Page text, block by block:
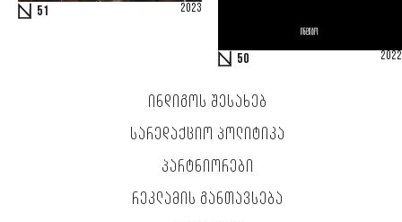
51 2023
50 2022
ᲘᲜᲓᲘᲒᲝᲡ ᲨᲔᲡᲐᲮᲔᲑ
ᲡᲐᲠᲔᲓᲐᲥᲪᲘᲝ ᲞᲝᲚᲘᲢᲘᲙᲐ
ᲞᲐᲠᲢᲜᲘᲝᲠᲔᲑᲘ
ᲠᲔᲙᲚᲐᲛᲘᲡ ᲒᲐᲜᲗᲐᲕᲡᲔᲑᲐ